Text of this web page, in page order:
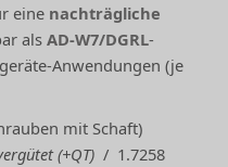
eine nachträgliche
alsAD-W7/DGRL-
Anwendungen (je
mit Schaft)
(+QT) / 1.7258